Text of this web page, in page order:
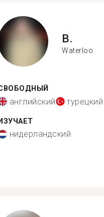
B.
Waterloo
английский турецкий
ИЗУЧАЕТ
нидерландский